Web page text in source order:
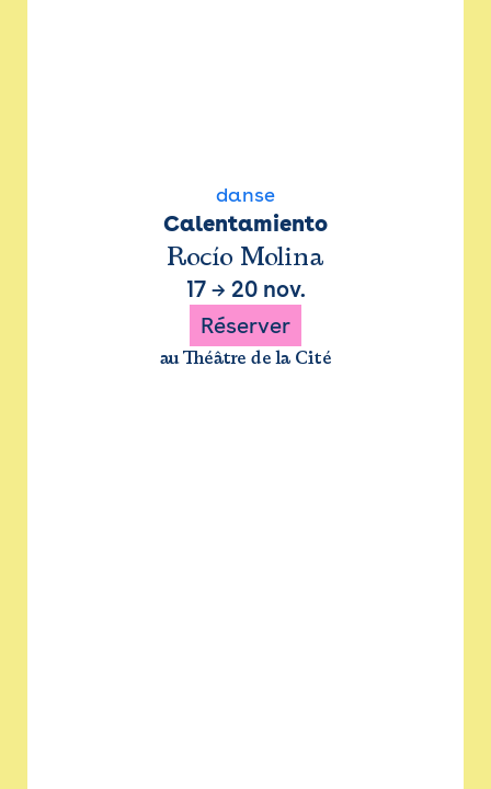
danse
Calentamiento
Rocío Molina
17→ 20 nov.
Réserver
au Théâtre de la Cité